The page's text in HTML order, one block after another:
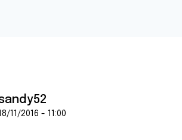
18/11/2016 - 11:00